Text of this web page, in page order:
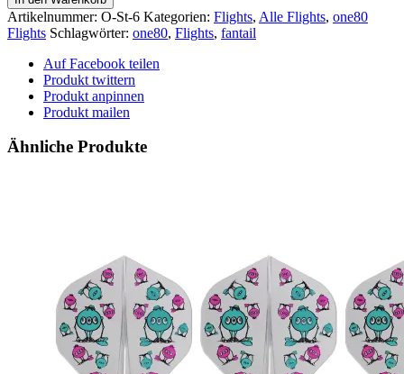
-
-
Standard
-
-
blau
Menge
Artikelnummer: O-St-6 Kategorien: Flights, Alle Flights, one80
Flights Schlagwörter: one80, Flights, fantail
Auf Facebook teilen
Produkt twittern
Produkt anpinnen
Produkt mailen
Ähnliche Produkte